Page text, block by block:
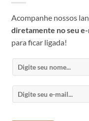
Acompanhe nossos
diretamente no seu
para ficar ligada!